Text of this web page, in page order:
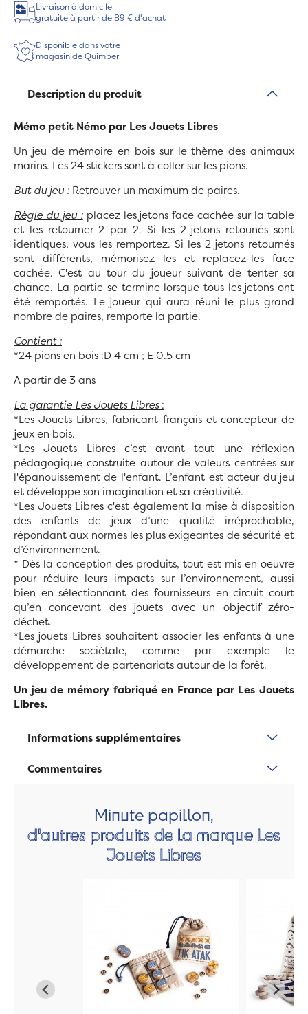
Livraison à domicile :
gratuite à partir de 89 € d'achat
Disponible dans votre
magasin de Quimper
Description du produit
Mémo petit Némo par Les Jouets Libres
Un jeu de mémoire en bois sur le thème des animaux
marins. Les 24 stickers sont à coller sur les pions.
But du jeu : Retrouver un maximum de paires.
Règle du jeu :placez les jetons face cachée sur la table
et les retourner 2 par 2. Si les 2 jetons retounés sont
identiques, vous les remportez. Si les 2 jetons retournés
sont différents, mémorisez les et replacez-les face
cachée. C'est au tour du joueur suivant de tenter sa
chance. La partie se termine lorsque tous les jetons ont
été remportés. Le joueur qui aura réuni le plus grand
nombre de paires, remporte la partie.
Contient :
*24 pions en bois :D 4 cm ; E 0.5 cm
A partir de 3 ans
La garantie Les Jouets Libres:
*Les Jouets Libres, fabricant français et concepteur de
jeux en bois.
*Les Jouets Libres c’est avant tout une réflexion
pédagogique construite autour de valeurs centrées sur
l'épanouissement de l'enfant. L’enfant est acteur du jeu
et développe son imagination et sa créativité.
*Les Jouets Libres c'est également la mise à disposition
des enfants de jeux d’une qualité irréprochable,
répondant aux normes les plus exigeantes de sécurité et
d’énvironnement.
* Dès la conception des produits, tout est mis en oeuvre
pour réduire leurs impacts sur l’environnement, aussi
bien en sélectionnant des fournisseurs en circuit court
qu’en concevant des jouets avec un objectif zéro-
déchet.
*Les jouets Libres souhaitent associer les enfants à une
démarche sociétale, comme par exemple le
développement de partenariats autour de la forêt.
Un jeu de mémory fabriqué en France par Les Jouets
Libres.
Informations supplémentaires
Commentaires
Minute papillon,
d'autres produits de la marque Les
Jouets Libres